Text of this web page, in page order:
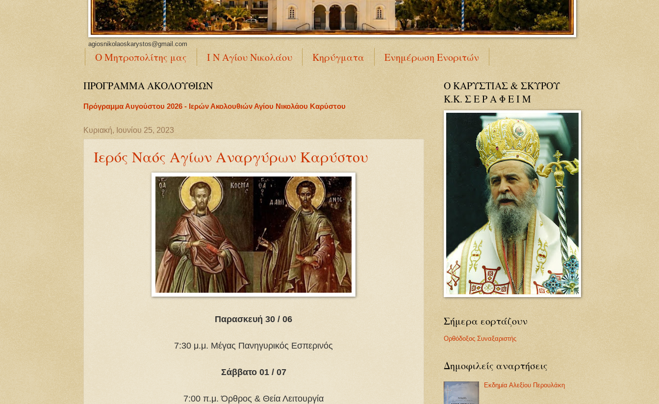
agiosnikolaoskarystos@gmail.com
Ο Μητροπολίτης μας Ι Ν Αγίου Νικολάου Κηρύγματα Ενημέρωση Ενοριτών
ΠΡΟΓΡΑΜΜΑ ΑΚΟΛΟΥΘΙΩΝ
Πρόγραμμα Αυγούστου 2026 - Ιερών Ακολουθιών Αγίου Νικολάου Καρύστου
Κυριακή, Ιουνίου 25, 2023
Ιερός Ναός Αγίων Αναργύρων Καρύστου
Παρασκευή 30 / 06
7:30 μ.μ. Μέγας Πανηγυρικός Εσπερινός
Σάββατο 01 / 07
7:00 π.μ. Όρθρος & Θεία Λειτουργία
Ο ΚΑΡΥΣΤΙΑΣ & ΣΚΥΡΟΥ
Κ.Κ. Σ Ε Ρ Α Φ Ε Ι Μ
Σήμερα εορτάζουν
Ορθόδοξος Συναξαριστής
Δημοφιλείς αναρτήσεις
Εκδημία Αλεξίου Περουλάκη